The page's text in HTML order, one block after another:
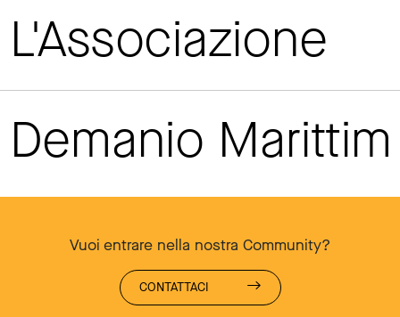
L'Associazione
Demanio
Vuoi entrare nella nostra Community?
CONTATTACI